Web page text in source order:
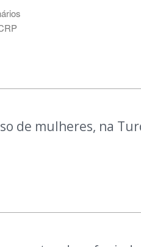
de mulheres, na